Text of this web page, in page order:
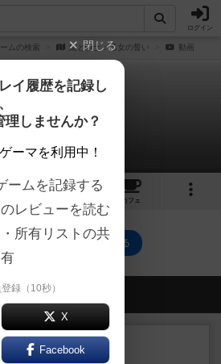
ログイン
ムの検索 姫と騎士：乙女の誓い 動画
士：乙女の誓い
0件の動画
4
カフェ
：乙女の誓いのトップに戻る
の新しい投稿
南北戦争
閉じる
イ履歴を記録し
理しませんか？
ーマを利用中！
ームを記録する
レビューを読む
所有リストの共
有
録（10秒）
X
Facebook